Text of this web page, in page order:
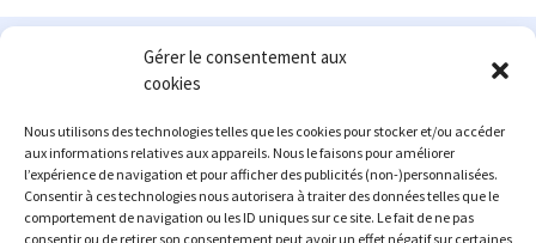
Gérer le consentement aux
cookies
Nous utilisons des technologies telles que les cookies pour stocker et/ou accéder
aux informations relatives aux appareils. Nous le faisons pour améliorer
l’expérience de navigation et pour afficher des publicités (non-)personnalisées.
Consentir à ces technologies nous autorisera à traiter des données telles que le
comportement de navigation ou les ID uniques sur ce site. Le fait de ne pas
consentir ou de retirer son consentement peut avoir un effet négatif sur certaines
Le site en quelques mots
: passionné d'automobile ancienne depuis de
nombreuses années, j'ai commencé à partager ma passion sur
internet à partir de 2009 au travers d'un blog qui a connu un relatif
succès. Fin 2013, je décide de prendre mon autonomie et me lancer
avec mon propre site : l'Automobile Ancienne.
Me contacter : alex(at)lautomobileancienne.com